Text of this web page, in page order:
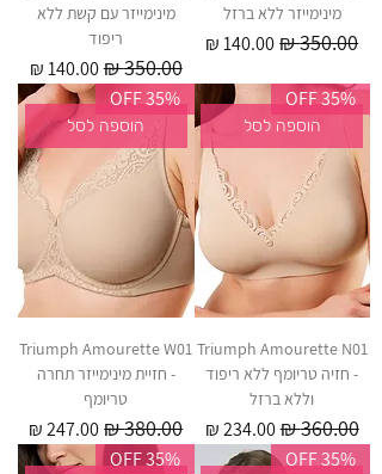
מינימייזר ללא ברזל
מחיר רגיל‏350.00 ‏₪ מחיר מבצע
מינימייזר עם קשת ללא
ריפוד
מחיר רגיל‏350.00 ‏₪ מחיר מבצע‏140.00 ‏₪
הוספה לסל
35% OFF
Triumph Amourette N01
- חזיה טריומף ללא ריפוד
וללא ברזל
מחיר רגיל‏360.00 ‏₪ מחיר מבצע‏234.00 ‏₪
הוספה לסל
35% OFF
Triumph Amourette W01
- חזיית מינימייזר תחרה
טריומף
מחיר רגיל‏380.00 ‏₪ מחיר מבצע
35% OFF
35% OFF